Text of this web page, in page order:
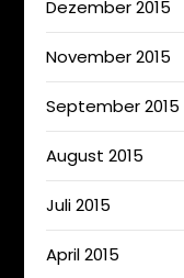
Dezember 2015
November 2015
September 2015
August 2015
Juli 2015
April 2015